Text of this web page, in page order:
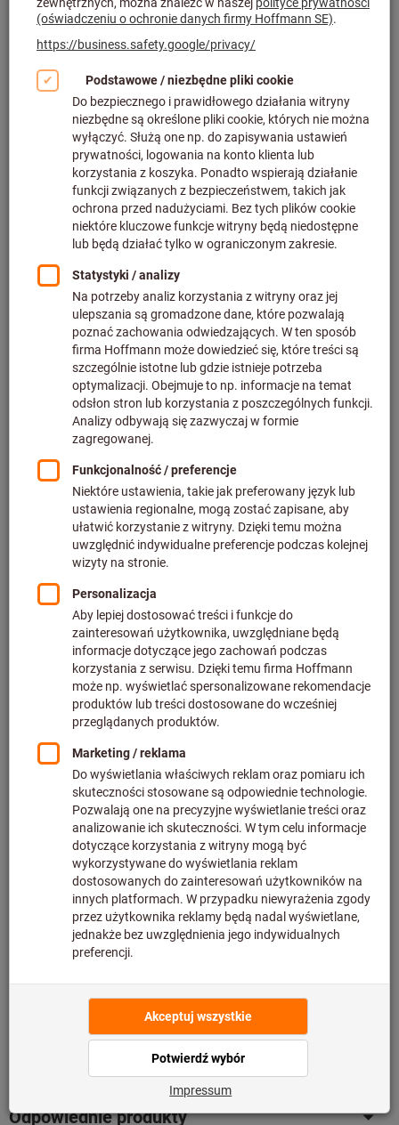
plus podatek VAT w obowiązującej wysokości
Indywidualne ceny dla klientów biznesowych po
zalogowaniu.
oznaczenie producenta:
8500
8700
Dodaj do koszyka
3 sztuk w magazynie
Dodaj do listy artykułów Udostępnij artykuł
Katalog (PDF) w wersji książkowej
Szczegóły produktu
Opis
Pliki do pobrania i dokumenty
Odpowiednie produkty